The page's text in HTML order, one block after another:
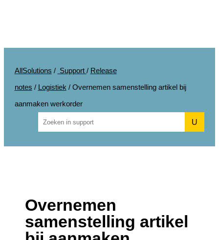
AllSolutions / Support / Release
notes / Logistiek / Overnemen samenstelling artikel bij
aanmaken werkorder
U
Overnemen
samenstelling artikel